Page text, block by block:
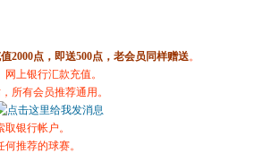
2000点，即送500点，老会员同样赠送。
上银行汇款充值。
所有会员推荐通用。
银行帐户。
推荐的球赛。